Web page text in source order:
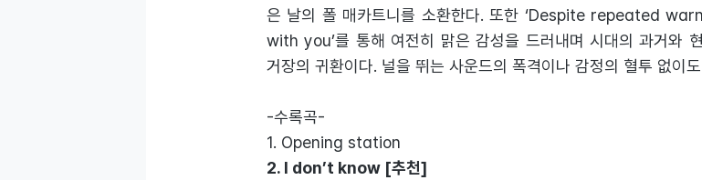
은 날의 폴 매카트니를 소환한다. 또한 ‘Despite repeated
with you’를 통해 여전히 맑은 감성을 드러내며 시대의 과거와
거장의 귀환이다. 널을 뛰는 사운드의 폭격이나 감정의 혈투 없이
-수록곡-
1. Opening station
2. I don’t know [추천]